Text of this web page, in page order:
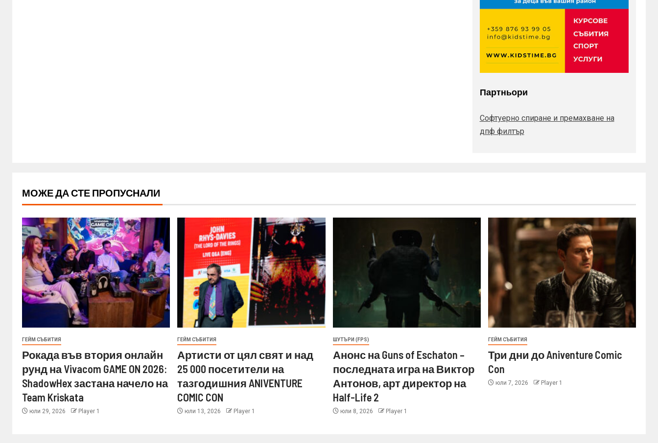
Партньори
Софтуерно спиране и премахване на
дпф филтър
МОЖЕ ДА СТЕ ПРОПУСНАЛИ
ГЕЙМ СЪБИТИЯ
Рокада във втория онлайн
рунд на Vivacom GAME ON 2026:
ShadowHex застана начело на
Team Kriskata
юли 29, 2026 Player 1
ГЕЙМ СЪБИТИЯ
Артисти от цял свят и над
25 000 посетители на
тазгодишния ANIVENTURE
COMIC CON
юли 13, 2026 Player 1
ШУТЪРИ (FPS)
Анонс на Guns of Eschaton –
последната игра на Виктор
Антонов, арт директор на
Half-Life 2
юли 8, 2026 Player 1
ГЕЙМ СЪБИТИЯ
Три дни до Aniventure Comic
Con
юли 7, 2026 Player 1